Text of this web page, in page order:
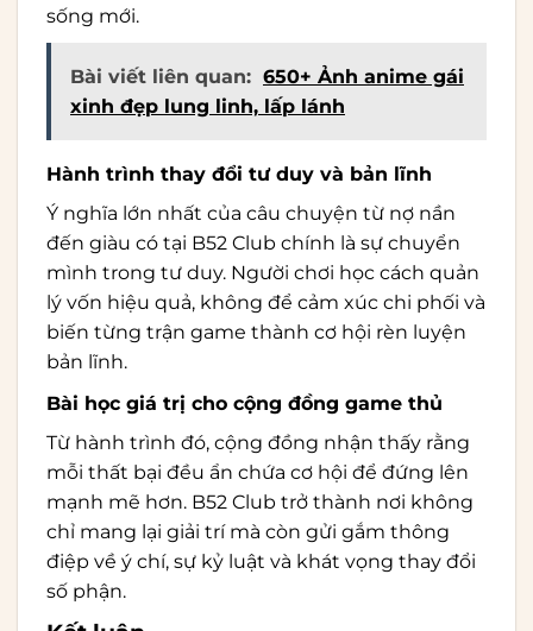
sống mới.
Bài viết liên quan: 650+ Ảnh anime gái
xinh đẹp lung linh, lấp lánh
Hành trình thay đổi tư duy và bản lĩnh
Ý nghĩa lớn nhất của câu chuyện từ nợ nần
đến giàu có tại B52 Club chính là sự chuyển
mình trong tư duy. Người chơi học cách quản
lý vốn hiệu quả, không để cảm xúc chi phối và
biến từng trận game thành cơ hội rèn luyện
bản lĩnh.
Bài học giá trị cho cộng đồng game thủ
Từ hành trình đó, cộng đồng nhận thấy rằng
mỗi thất bại đều ẩn chứa cơ hội để đứng lên
mạnh mẽ hơn. B52 Club trở thành nơi không
chỉ mang lại giải trí mà còn gửi gắm thông
điệp về ý chí, sự kỷ luật và khát vọng thay đổi
số phận.